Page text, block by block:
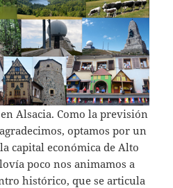
Alsacia. Como la previsión
optamos por un
capital económica de Alto
poco nos animamos a
histórico, que se articula